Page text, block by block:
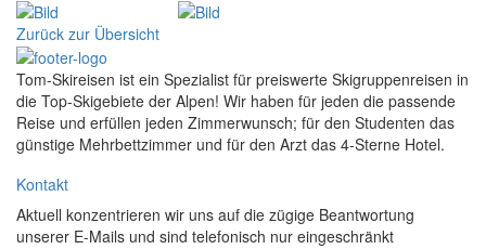
Zurück zur Übersicht
Tom-Skireisen ist ein Spezialist für preiswerte Skigruppenreisen in
die Top-Skigebiete der Alpen! Wir haben für jeden die passende
Reise und erfüllen jeden Zimmerwunsch; für den Studenten das
günstige Mehrbettzimmer und für den Arzt das 4-Sterne Hotel.
Kontakt
Aktuell konzentrieren wir uns auf die zügige Beantwortung
unserer E-Mails und sind telefonisch nur eingeschränkt